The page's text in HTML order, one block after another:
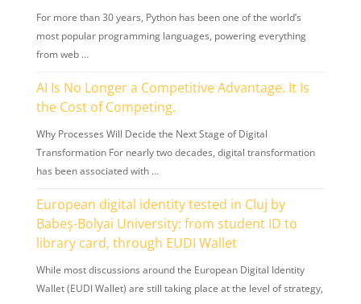
For more than 30 years, Python has been one of the world’s
most popular programming languages, powering everything
from web …
AI Is No Longer a Competitive Advantage. It Is
the Cost of Competing.
Why Processes Will Decide the Next Stage of Digital
Transformation For nearly two decades, digital transformation
has been associated with …
European digital identity tested in Cluj by
Babeș-Bolyai University: from student ID to
library card, through EUDI Wallet
While most discussions around the European Digital Identity
Wallet (EUDI Wallet) are still taking place at the level of strategy,